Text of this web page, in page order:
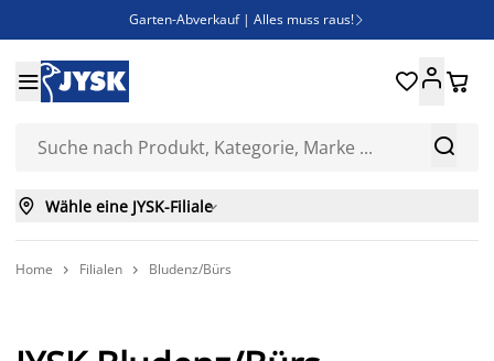
Garten-Abverkauf | Alles muss raus! 
Bist du Unternehmer? Entdecke JYSK-B2B
Esszimmerstuhl ADSLEV um nur 40€


 
 Wähle eine JYSK-Filiale
Home  Filialen  Bludenz/Bürs